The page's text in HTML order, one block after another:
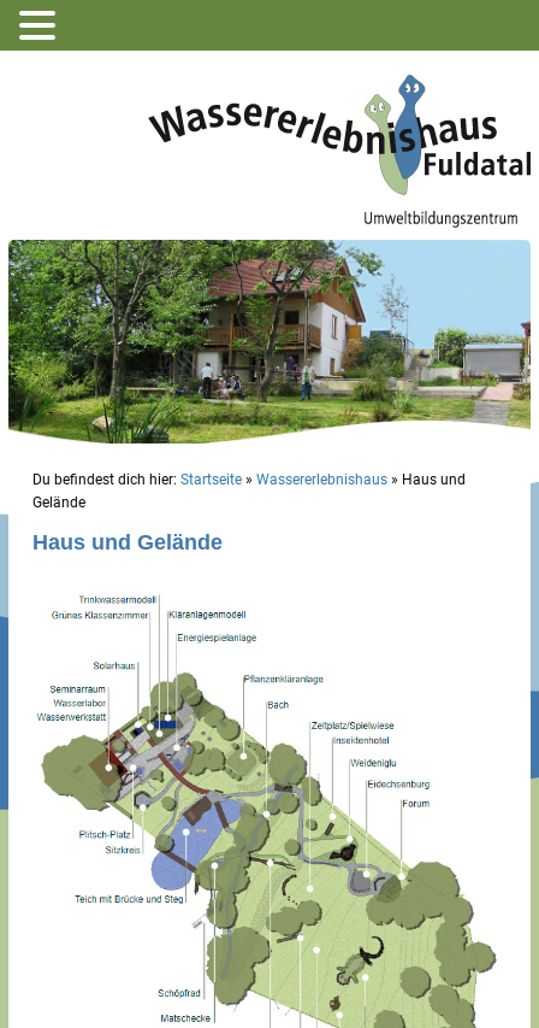
Du befindest dich hier: Startseite » Wassererlebnishaus » Haus und
Gelände
Haus und Gelände